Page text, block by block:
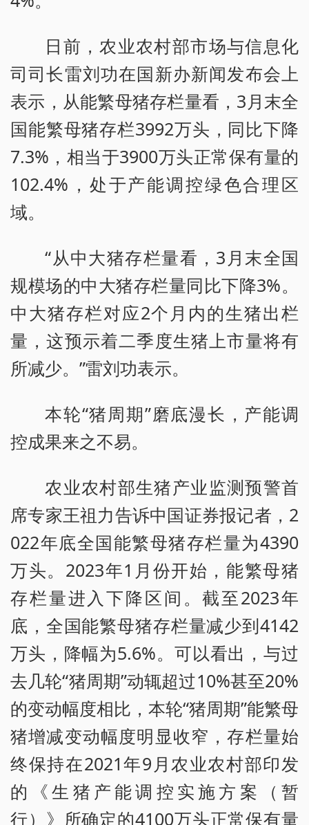
日前，农业农村部市场与信息化
司司长雷刘功在国新办新闻发布会上
表示，从能繁母猪存栏量看，3月末全
国能繁母猪存栏3992万头，同比下降
7.3%，相当于3900万头正常保有量的
102.4%，处于产能调控绿色合理区
域。
“从中大猪存栏量看，3月末全国
规模场的中大猪存栏量同比下降3%。
中大猪存栏对应2个月内的生猪出栏
量，这预示着二季度生猪上市量将有
所减少。”雷刘功表示。
本轮“猪周期”磨底漫长，产能调
控成果来之不易。
农业农村部生猪产业监测预警首
席专家王祖力告诉中国证券报记者，2
022年底全国能繁母猪存栏量为4390
万头。2023年1月份开始，能繁母猪
存栏量进入下降区间。截至2023年
底，全国能繁母猪存栏量减少到4142
万头，降幅为5.6%。可以看出，与过
去几轮“猪周期”动辄超过10%甚至20%
的变动幅度相比，本轮“猪周期”能繁母
猪增减变动幅度明显收窄，存栏量始
终保持在2021年9月农业农村部印发
的《生猪产能调控实施方案（暂
行）》所确定的4100万头正常保有量